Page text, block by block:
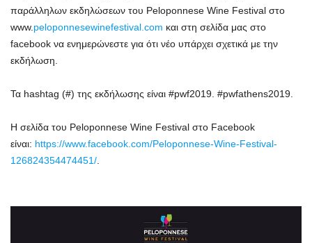
παράλληλων εκδηλώσεων του Peloponnese Wine Festival στο
www. peloponnesewinefestival.com και στη σελίδα μας στο
facebook να ενημερώνεστε για ότι νέο υπάρχει σχετικά με την
εκδήλωση.
Τα hashtag (#) της εκδήλωσης είναι #pwf2019. #pwfathens2019.
Η σελίδα του Peloponnese Wine Festival στο Facebook
είναι: https://www.facebook.com/Peloponnese-Wine-Festival-
126824354474451/